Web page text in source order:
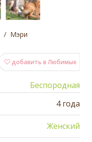
Мэри
добавить в Любимые
Беспородная
4 года
Женский